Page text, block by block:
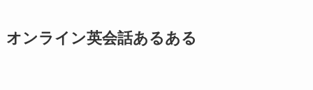
オンライン英会話あるある